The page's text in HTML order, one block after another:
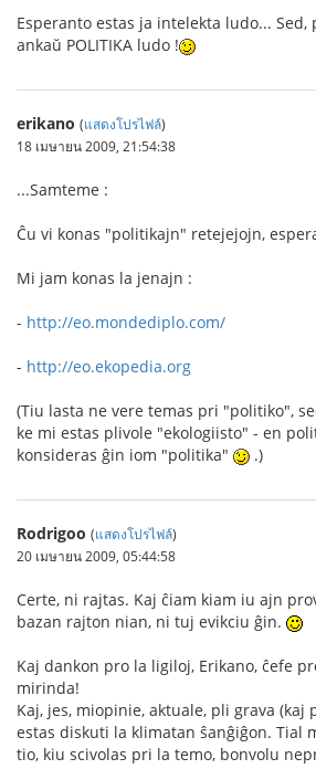
Esperanto estas ja intelekta ludo... Sed,
ankaŭ POLITIKA ludo !
erikano (แสดงโปรไฟล์)
18 เมษายน 2009, 21:54:38
...Samteme :
Ĉu vi konas "politikajn" retejejojn,
Mi jam konas la jenajn :
- http://eo.mondediplo.com/
- http://eo.ekopedia.org
(Tiu lasta ne vere temas pri "politiko",
ke mi estas plivole "ekologiisto" - en
konsideras ĝin iom "politika"
.)
Rodrigoo (แสดงโปรไฟล์)
20 เมษายน 2009, 05:44:58
Certe, ni rajtas. Kaj ĉiam kiam iu ajn
bazan rajton nian, ni tuj evikciu ĝin.
Kaj dankon pro la ligiloj, Erikano, ĉefe
mirinda!
Kaj, jes, miopinie, aktuale, pli grava (kaj
estas diskuti la klimatan ŝanĝiĝon. Tial
tio, kiu scivolas pri la temo, bonvolu